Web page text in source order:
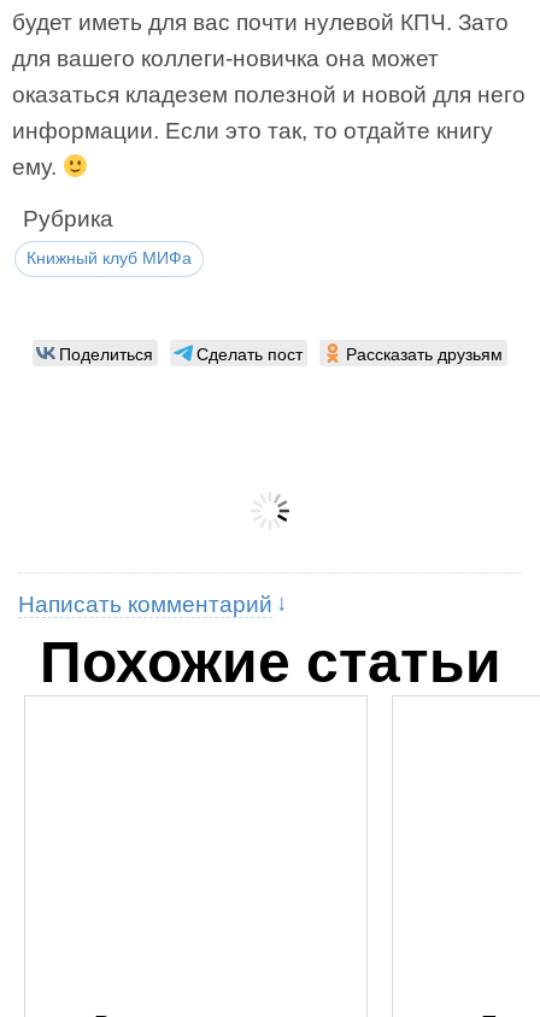
будет иметь для вас почти нулевой КПЧ. Зато
для вашего коллеги-новичка она может
оказаться кладезем полезной и новой для него
информации. Если это так, то отдайте книгу
ему.
Рубрика
Книжный клуб МИФа
Поделиться Сделать пост Рассказать друзьям
Написать комментарий
Похожие статьи